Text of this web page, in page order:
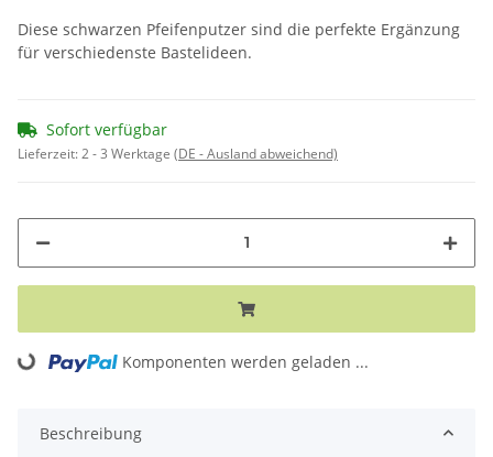
Diese schwarzen Pfeifenputzer sind die perfekte Ergänzung
für verschiedenste Bastelideen.
Sofort verfügbar
Lieferzeit:2 - 3 Werktage (DE - Ausland abweichend)
Loading... Komponenten werden geladen ...
Beschreibung